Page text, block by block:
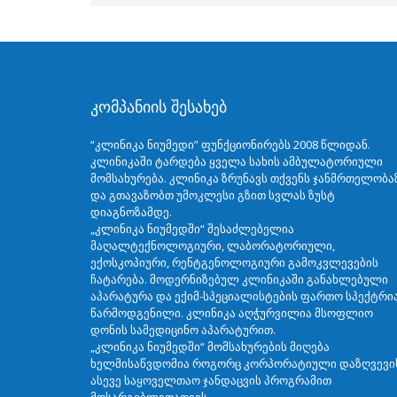
კომპანიის შესახებ
“კლინიკა ნიუმედი” ფუნქციონირებს 2008 წლიდან.
კლინიკაში ტარდება ყველა სახის ამბულატორიული
მომსახურება. კლინიკა ზრუნავს თქვენს
და გთავაზობთ უმოკლესი გზით სვლას ზუსტ
დიაგნოზამდე.
„კლინიკა ნიუმედში“ შესაძლებელია
მაღალტექნოლოგიური, ლაბორატორიული,
ექოსკოპიური, რენტგენოლოგიური გამოკვლევების
ჩატარება. მოდერნიზებულ კლინიკაში განახლებული
აპარატურა და ექიმ-სპეციალისტების ფართო
წარმოდგენილი. კლინიკა აღჭურვილია მსოფლიო
დონის სამედიცინო აპარატურით.
„კლინიკა ნიუმედში“ მომსახურების მიღება
ხელმისაწვდომია როგორც კორპორატიული
ასევე საყოველთაო ჯანდაცვის პროგრამით